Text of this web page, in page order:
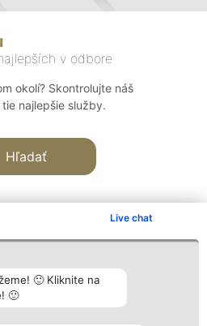
Live chat
🙂 Kliknite na
🙂
v odbore
okolí? Skontrolujte náš
najlepšie služby.
Hľadať
Hodnotenie Kontakt
Kontakt